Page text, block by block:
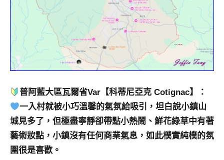
象。
普阿藍大區瓦爾省Var 【科蒂尼亞克 Cotignac】：
一入村就被小巧溫馨的氣氛給吸引，坦白說小鎮山
城見多了，但極盡寧靜卻帶點小熱鬧、鮮花綠草中有著
藝術妝點，小鎮沒有任何商業氣息，如此樸實純樸的氛
圍很是喜歡。